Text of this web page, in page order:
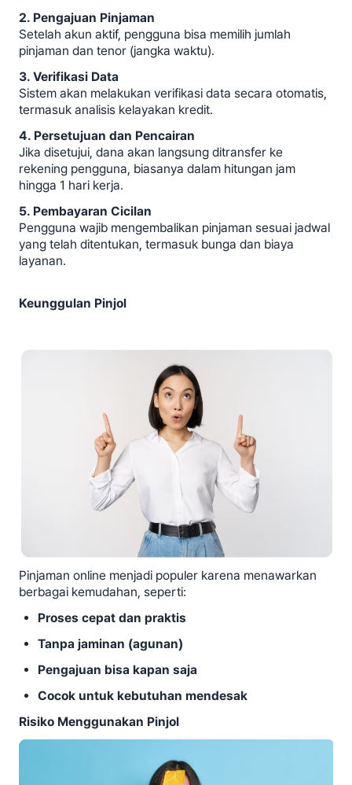
2. Pengajuan Pinjaman
Setelah akun aktif, pengguna bisa memilih jumlah
pinjaman dan tenor (jangka waktu).
3. Verifikasi Data
Sistem akan melakukan verifikasi data secara otomatis,
termasuk analisis kelayakan kredit.
4. Persetujuan dan Pencairan
Jika disetujui, dana akan langsung ditransfer ke
rekening pengguna, biasanya dalam hitungan jam
hingga 1 hari kerja.
5. Pembayaran Cicilan
Pengguna wajib mengembalikan pinjaman sesuai jadwal
yang telah ditentukan, termasuk bunga dan biaya
layanan.
Keunggulan Pinjol
Pinjaman online menjadi populer karena menawarkan
berbagai kemudahan, seperti:
Proses cepat dan praktis
Tanpa jaminan (agunan)
Pengajuan bisa kapan saja
Cocok untuk kebutuhan mendesak
Risiko Menggunakan Pinjol